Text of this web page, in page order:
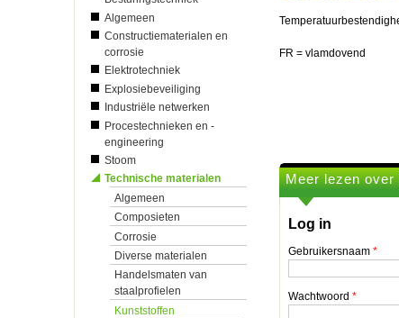
Algemeen
Constructiematerialen en
corrosie
Elektrotechniek
Explosiebeveiliging
Industriële netwerken
Procestechnieken en -
engineering
Stoom
Technische materialen
Algemeen
Composieten
Corrosie
Diverse materialen
Handelsmaten van
staalprofielen
Kunststoffen
FR = vlamdovend
Meer lezen over
Log in
Gebruikersnaam *
Wachtwoord *